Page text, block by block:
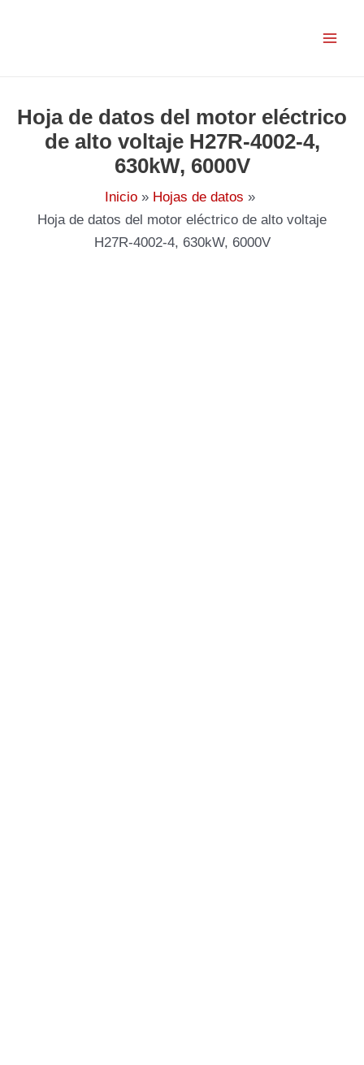
Hoja de datos del motor eléctrico
de alto voltaje H27R-4002-4,
630kW, 6000V
Inicio
Hojas de datos
Hoja de datos del motor eléctrico de alto voltaje
H27R-4002-4, 630kW, 6000V